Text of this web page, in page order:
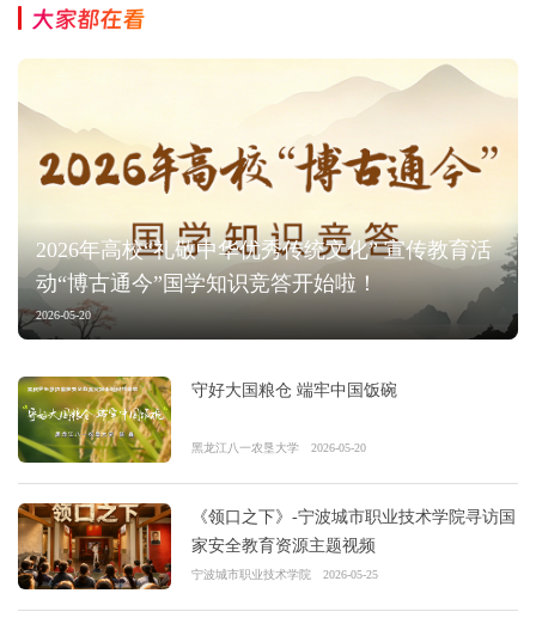
大家都在看
2026年高校“礼敬中华优秀传统文化” 宣传教育活
动“博古通今”国学知识竞答开始啦！
2026-05-20
守好大国粮仓 端牢中国饭碗
黑龙江八一农垦大学 2026-05-20
《领口之下》-宁波城市职业技术学院寻访国
家安全教育资源主题视频
宁波城市职业技术学院 2026-05-25